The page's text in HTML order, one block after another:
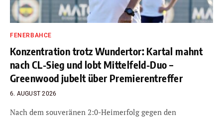
FENERBAHCE
Konzentration trotz Wundertor: Kartal mahnt
nach CL-Sieg und lobt Mittelfeld-Duo –
Greenwood jubelt über Premierentreffer
6. AUGUST 2026
Nach dem souveränen 2:0-Heimerfolg gegen den